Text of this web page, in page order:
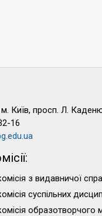
м. Київ, просп. Л.
16
з видавничої
суспільних
образотворчого